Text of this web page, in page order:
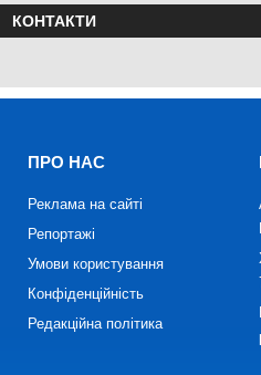
КОНТАКТИ
ПРО НАС
Реклама на сайті
Репортажі
Умови користування
Конфіденційність
Редакційна політика